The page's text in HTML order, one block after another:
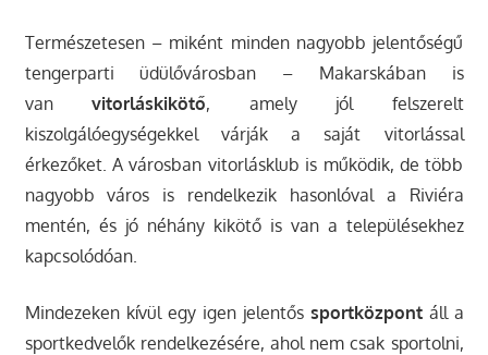
Természetesen – miként minden nagyobb jelentőségű
tengerparti üdülővárosban – Makarskában is
van vitorláskikötő, amely jól felszerelt
kiszolgálóegységekkel várják a saját vitorlással
érkezőket. A városban vitorlásklub is működik, de több
nagyobb város is rendelkezik hasonlóval a Riviéra
mentén, és jó néhány kikötő is van a településekhez
kapcsolódóan.
Mindezeken kívül egy igen jelentős sportközpont áll a
sportkedvelők rendelkezésére, ahol nem csak sportolni,